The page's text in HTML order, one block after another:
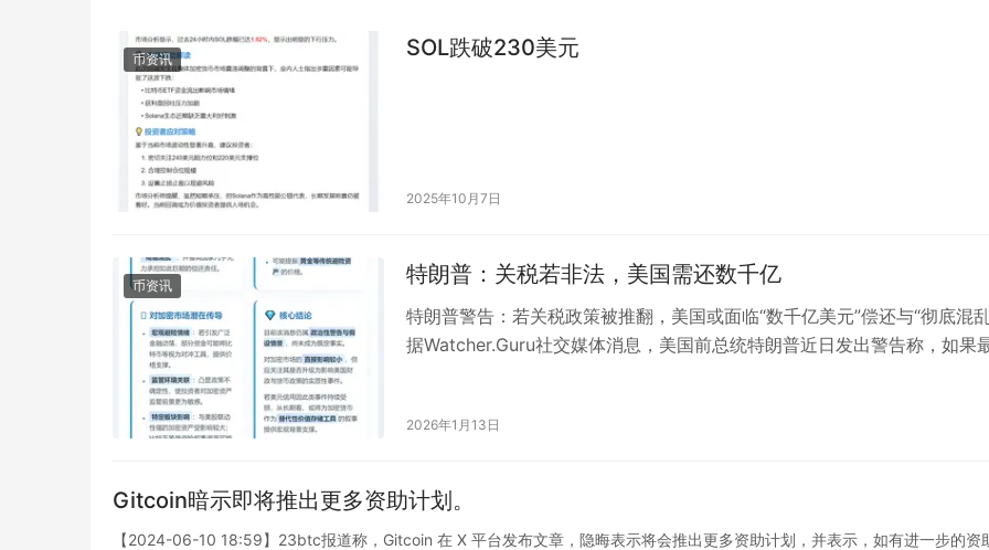
币资讯 SOL跌破230美元
2025年10月7日
币资讯 特朗普：关税若非法，美国需还数千亿
特朗普警告：若关税政策被推翻，美国或面临“数千亿美元”偿还与“彻底混
据Watcher.Guru社交媒体消息，美国前总统特朗普近日发出警告称，如果
2026年1月13日
Gitcoin暗示即将推出更多资助计划。
【2024-06-10 18:59】23btc报道称，Gitcoin 在 X 平台发布文章，隐晦表示将会推出更多资助计划，并表示，如有进一步的资